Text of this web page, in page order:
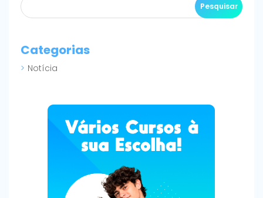
Categorias
Notícia